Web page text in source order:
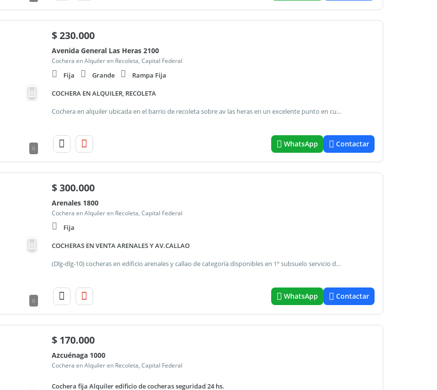
0
$230.000
Avenida General Las Heras 2100
Cochera en Alquiler en Recoleta, Capital Federal
Fija Grande Rampa Fija
COCHERA EN ALQUILER, RECOLETA
Cochera en alquiler ubicada en el barrio de recoleta sobre av las heras en un excelente punto en cuanto a la cochera: - fija. -Cubierta. - Se encuentra en un tercer subsuelo. Podes comunicarte con nosotros al sedani propiedades cucicba m.7889
WhatsApp Contactar
0
$300.000
Arenales 1800
Cochera en Alquiler en Recoleta, Capital Federal
Fija
COCHERAS EN VENTA ARENALES Y AV.CALLAO
(Dlg-dlg-10) cocheras en edificio arenales y callao de categoría disponibles en 1º subsuelo servicio de camaras de seguridad personal 24hs en puerta grupo electrógeno ascensor en todos los subsuelos
WhatsApp Contactar
$170.000
Azcuénaga 1000
Cochera en Alquiler en Recoleta, Capital Federal
Cochera fija Alquiler edificio de cocheras seguridad 24 hs.